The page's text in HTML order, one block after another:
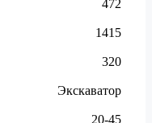
472
1415
320
Экскаватор
20-45